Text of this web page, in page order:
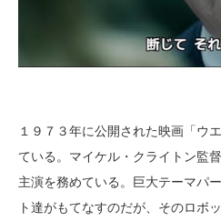
１９７３年に公開された映画「ウ
ている。マイケル・クライトン監
主演を務めている。巨大テーマパ
ト達がもてなすのだが、そのロボ